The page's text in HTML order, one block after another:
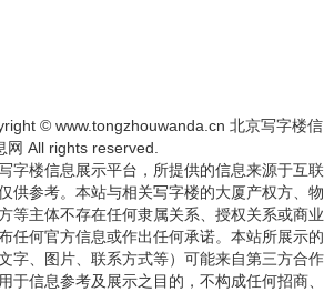
© www.tongzhouwanda.cn 北京写字楼信
网 All rights reserved.
字楼信息展示平台，所提供的信息来源于互联
供参考。本站与相关写字楼的大厦产权方、物
等主体不存在任何隶属关系、授权关系或商业
任何官方信息或作出任何承诺。本站所展示的
字、图片、联系方式等）可能来自第三方合作
于信息参考及展示之目的，不构成任何招商、